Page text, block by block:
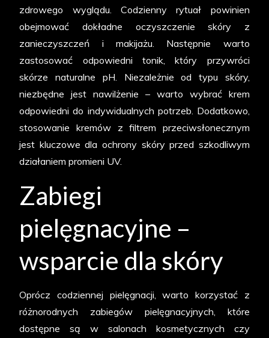
zdrowego wyglądu. Codzienny rytuał powinien
obejmować dokładne oczyszczenie skóry z
zanieczyszczeń i makijażu. Następnie warto
zastosować odpowiedni tonik, który przywróci
skórze naturalne pH. Niezależnie od typu skóry,
niezbędne jest nawilżenie – warto wybrać krem
odpowiedni do indywidualnych potrzeb. Dodatkowo,
stosowanie kremów z filtrem przeciwsłonecznym
jest kluczowe dla ochrony skóry przed szkodliwym
działaniem promieni UV.
Zabiegi
pielęgnacyjne –
wsparcie dla skóry
Oprócz codziennej pielęgnacji, warto korzystać z
różnorodnych zabiegów pielęgnacyjnych, które
dostępne są w salonach kosmetycznych czy